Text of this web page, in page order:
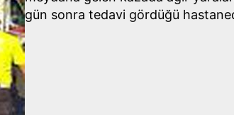
gün sonra tedavi gördüğü